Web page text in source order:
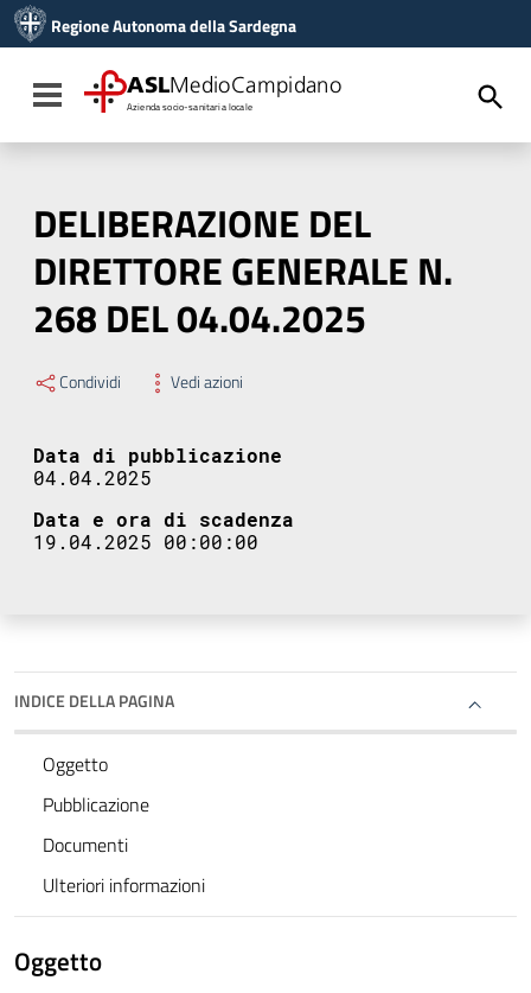
Vai al menu di navigazione
Vai al footer
Regione Autonoma della Sardegna
Toggle navigation
ASLMedioCampidano
Azienda socio-sanitaria locale
DELIBERAZIONE DEL
DIRETTORE GENERALE N.
268 DEL 04.04.2025
Condividi Vedi azioni
Data di pubblicazione
04.04.2025
Data e ora di scadenza
19.04.2025 00:00:00
INDICE DELLA PAGINA
Oggetto
Pubblicazione
Documenti
Ulteriori informazioni
Oggetto